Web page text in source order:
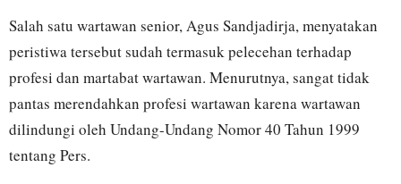
Salah satu wartawan senior, Agus Sandjadirja, menyatakan
peristiwa tersebut sudah termasuk pelecehan terhadap
profesi dan martabat wartawan. Menurutnya, sangat tidak
pantas merendahkan profesi wartawan karena wartawan
dilindungi oleh Undang-Undang Nomor 40 Tahun 1999
tentang Pers.